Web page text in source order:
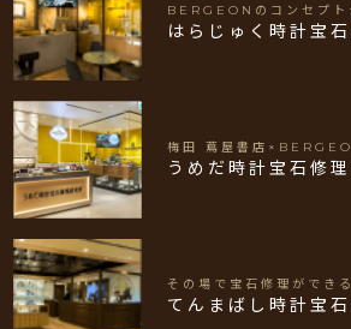
BERGEONのコンセプト
はらじゅく時計宝
梅田 蔦屋書店
うめだ時計宝石修
その場で宝石修理ができ
てんまばし時計宝